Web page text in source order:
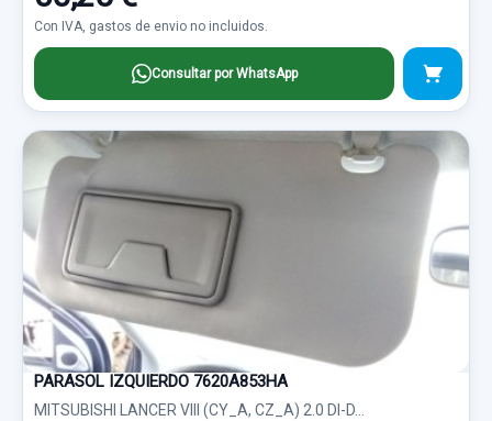
Con IVA, gastos de envio no incluidos.
Consultar por WhatsApp
PARASOL IZQUIERDO 7620A853HA
MITSUBISHI LANCER VIII (CY_A, CZ_A) 2.0 DI-D...